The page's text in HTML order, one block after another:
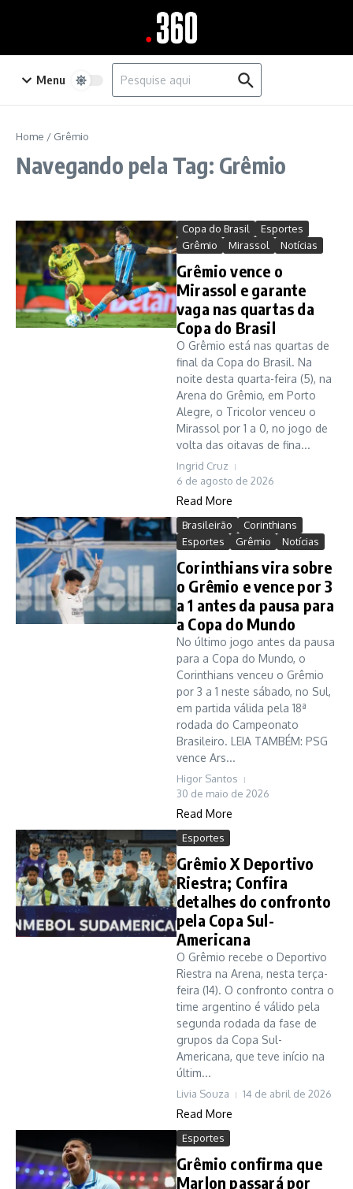
Menu
Procurar por:
Home / Grêmio
Navegando pela Tag: Grêmio
Copa do Brasil
Esportes
Grêmio
Mirassol Notícias
Grêmio vence o
Mirassol e garante
vaga nas quartas da
Copa do Brasil
O Grêmio está nas quartas de
final da Copa do Brasil. Na
noite desta quarta-feira (5), na
Arena do Grêmio, em Porto
Alegre, o Tricolor venceu o
Mirassol por 1 a 0, no jogo de
volta das oitavas de fina...
Ingrid Cruz
6 de agosto de 2026
Read More
Brasileirão
Corinthians
Esportes
Grêmio Notícias
Corinthians vira sobre
o Grêmio e vence por 3
a 1 antes da pausa para
a Copa do Mundo
No último jogo antes da pausa
para a Copa do Mundo, o
Corinthians venceu o Grêmio
por 3 a 1 neste sábado, no Sul,
em partida válida pela 18ª
rodada do Campeonato
Brasileiro. LEIA TAMBÉM: PSG
vence Ars...
Higor Santos
30 de maio de 2026
Read More
Esportes
Grêmio X Deportivo
Riestra; Confira
detalhes do confronto
pela Copa Sul-
Americana
O Grêmio recebe o Deportivo
Riestra na Arena, nesta terça-
feira (14). O confronto contra o
time argentino é válido pela
segunda rodada da fase de
grupos da Copa Sul-
Americana, que teve início na
últim...
Livia Souza 14 de abril de 2026
Read More
Esportes
Grêmio confirma que
Marlon passará por